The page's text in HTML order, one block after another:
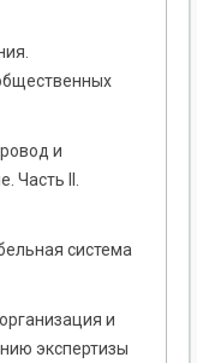
и
Часть II.
система
и
экспертизы